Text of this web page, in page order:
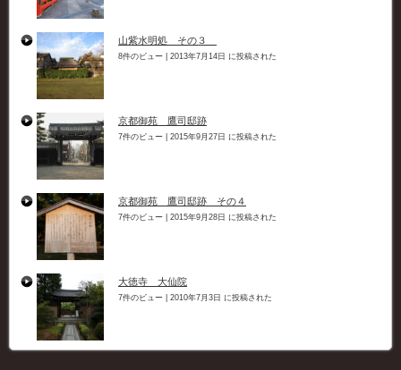
山紫水明処 その３
8件のビュー 2013年7月14日 に投稿された
京都御苑 鷹司邸跡
7件のビュー 2015年9月27日 に投稿された
京都御苑 鷹司邸跡 その４
7件のビュー 2015年9月28日 に投稿された
大徳寺 大仙院
7件のビュー 2010年7月3日 に投稿された